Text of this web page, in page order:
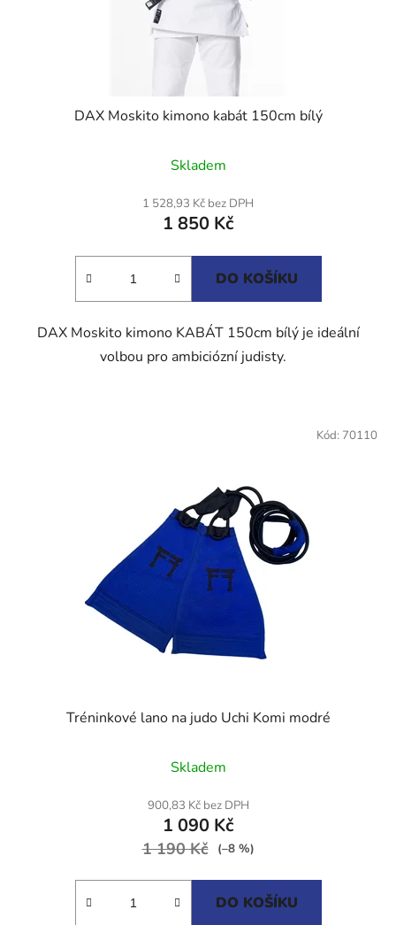
DAX Moskito kimono kabát 150cm bílý
Skladem
1 528,93 Kč bez DPH
1 850 Kč
DO KOŠÍKU
DAX Moskito kimono KABÁT 150cm bílý je ideální
volbou pro ambiciózní judisty.
Tréninkové lano na judo Uchi Komi modré
Skladem
900,83 Kč bez DPH
1 090 Kč
1 190 Kč (–8 %)
DO KOŠÍKU
Kód: 70110